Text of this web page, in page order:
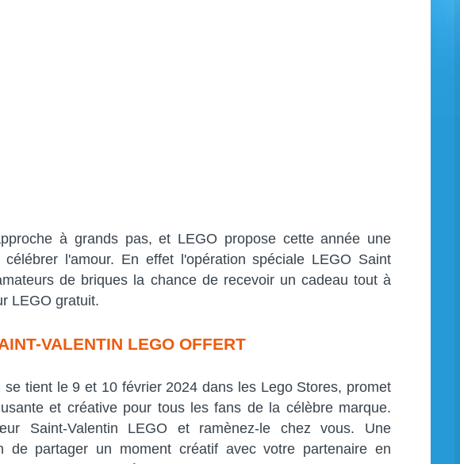
à grands pas, et LEGO propose cette année une
l'amour. En effet l'opération spéciale LEGO Saint
de briques la chance de recevoir un cadeau tout à
LEGO gratuit.
VALENTIN LEGO OFFERT
se tient le 9 et 10 février 2024 dans les Lego Stores, promet
et créative pour tous les fans de la célèbre marque.
Saint-Valentin LEGO et ramènez-le chez vous. Une
de partager un moment créatif avec votre partenaire en